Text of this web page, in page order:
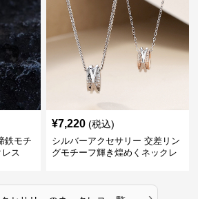
鉄モチ
ス
¥7,220 (税込)
シルバーアクセサリー 交差リン
グモチーフ輝き煌めくネックレ